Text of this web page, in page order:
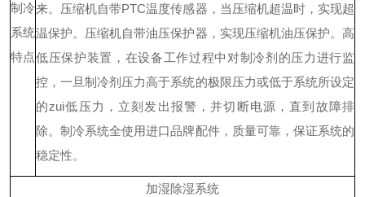
制冷
系统
特点
来。 压缩机自带PTC温度传感器，当压缩机超温时，实现超
温保护。 压缩机自带油压保护器，实现压缩机油压保护。高
低压保护装置，在设备工作过程中对制冷剂的压力进行监
控，一旦制冷剂压力高于系统的极限压力或低于系统所设定
的zui低压力，立刻发出报警，并切断电源，直到故障排
除。制冷系统全使用进口品牌配件，质量可靠，保证系统的
稳定性。
加湿除湿系统